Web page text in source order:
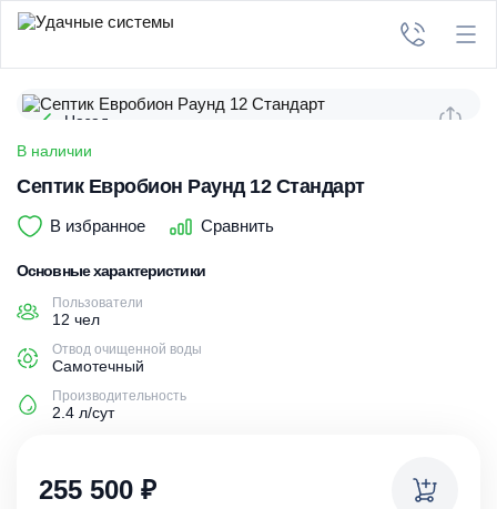
Назад
В наличии
Септик Евробион Раунд 12 Стандарт
В избранное Сравнить
Основные характеристики
Пользователи
12 чел
Отвод очищенной воды
Самотечный
Производительность
2.4 л/сут
255 500 ₽